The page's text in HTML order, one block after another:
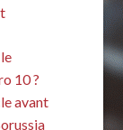
10 ?
avant